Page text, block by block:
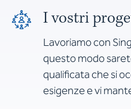
I vostri
Lavoriamo con
questo modo
qualificata che si
esigenze e vi